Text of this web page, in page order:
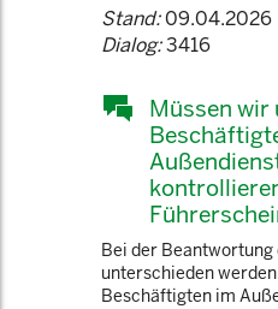
Stand:09.04.2026
Dialog:3416
Müssen wir
Bei der Beantwortung
unterschieden
Beschäftigten im